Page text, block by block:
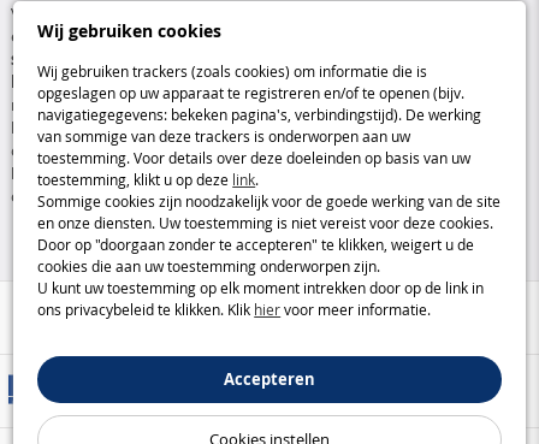
Wij gebruiken cookies
Wij gebruiken trackers (zoals cookies) om informatie die is
opgeslagen op uw apparaat te registreren en/of te openen (bijv.
navigatiegegevens: bekeken pagina's, verbindingstijd). De werking
van sommige van deze trackers is onderworpen aan uw
toestemming. Voor details over deze doeleinden op basis van uw
toestemming, klikt u op deze link.
Sommige cookies zijn noodzakelijk voor de goede werking van de site
en onze diensten. Uw toestemming is niet vereist voor deze cookies.
Door op "doorgaan zonder te accepteren" te klikken, weigert u de
cookies die aan uw toestemming onderworpen zijn.
U kunt uw toestemming op elk moment intrekken door op de link in
ons privacybeleid te klikken. Klik hiervoor meer informatie.
Accepteren
Cookies instellen
Verken onze collectie van
essentieel zijn om de prestaties en autonomie van al uw
speelgoed en spellen
lange levensduur,geschikte kabelsofnetladersofautoladers
nodig heeft, we hebben alles wat u nodig heeft om de speeltijd van uw
kinderen te maximaliseren. Deze accessoires zijn ontworpen om een
optimaal gebruik van gemotoriseerd, verbonden of op afstand
bestuurbard speelgoed te garanderen, terwijl ze snel en efficiënt
opladen bieden, aangepast aan elke behoefte.
Hulp / Contact
Leveringsmethoden